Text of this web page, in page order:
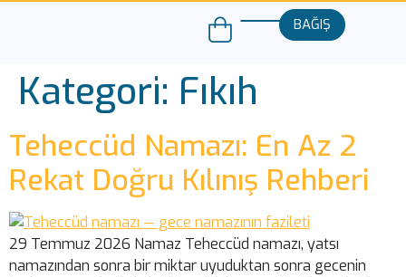
BAĞIŞ
Kategori: Fıkıh
Teheccüd Namazı: En Az 2
Rekat Doğru Kılınış Rehberi
29 Temmuz 2026 Namaz Teheccüd namazı, yatsı
namazından sonra bir miktar uyuduktan sonra gecenin